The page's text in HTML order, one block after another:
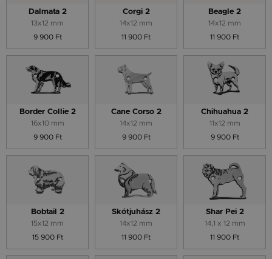
Dalmata 2
13x12 mm
9 900 Ft
Corgi 2
14x12 mm
11 900 Ft
Beagle 2
14x12 mm
11 900 Ft
Border Collie 2
16x10 mm
9 900 Ft
Cane Corso 2
14x12 mm
9 900 Ft
Chihuahua 2
11x12 mm
9 900 Ft
Bobtail 2
15x12 mm
15 900 Ft
Skótjuhász 2
14x12 mm
11 900 Ft
Shar Pei 2
14,1 x 12 mm
11 900 Ft